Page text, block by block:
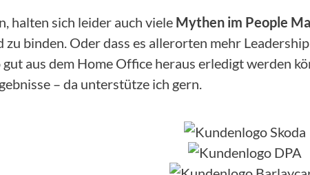
halten sich leider auch viele Mythen im People
binden. Oder dass es allerorten mehr
aus dem Home Office heraus erledigt werden
– da unterstütze ich gern.